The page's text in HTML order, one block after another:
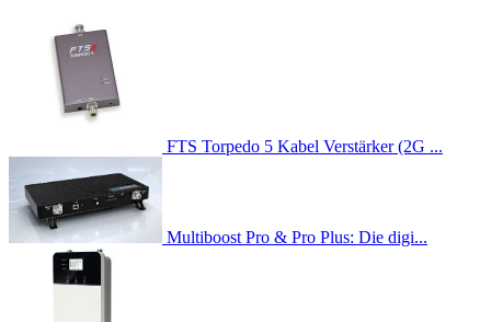
FTS Torpedo 5 Kabel Verstärker (2G ...
Multiboost Pro & Pro Plus: Die digi...